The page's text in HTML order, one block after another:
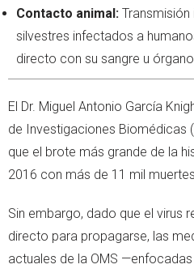
Contacto animal: Transmisión
silvestres infectados a
directo con su sangre u
El Dr. Miguel Antonio García
de Investigaciones Biomédicas
que el brote más grande de la
2016 con más de 11 mil
Sin embargo, dado que el virus
directo para propagarse, las
actuales de la OMS